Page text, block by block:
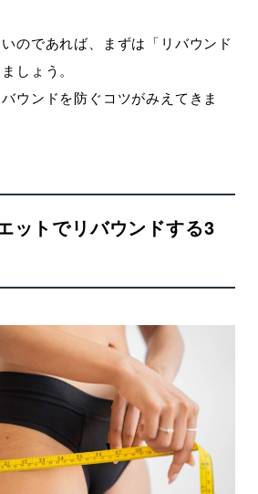
のであれば、まずは「リバウンド
しょう。
ウンドを防ぐコツがみえてきま
ットでリバウンドする3